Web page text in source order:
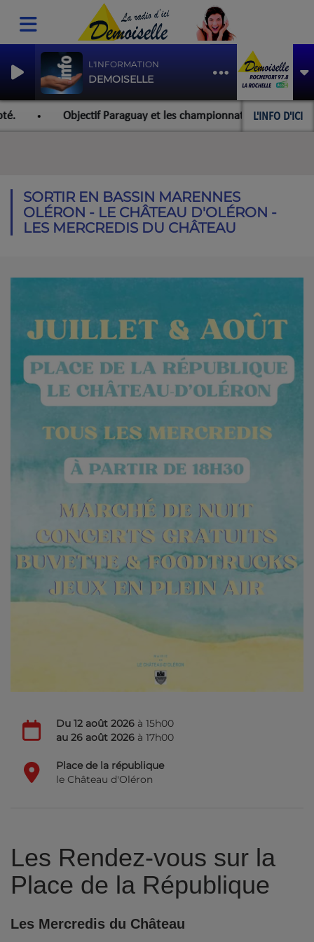
L'INFORMATION
DEMOISELLE
L'INFO D'ICI
Objectif Paraguay et les championnats du monde pour
SORTIR EN BASSIN MARENNES
OLÉRON - LE CHÂTEAU D'OLÉRON -
LES MERCREDIS DU CHÂTEAU
Du 12 août 2026 à 15h00
au 26 août 2026 à 17h00
Place de la république
le Château d'Oléron
Les Rendez-vous sur la
Place de la République
Les Mercredis du Château